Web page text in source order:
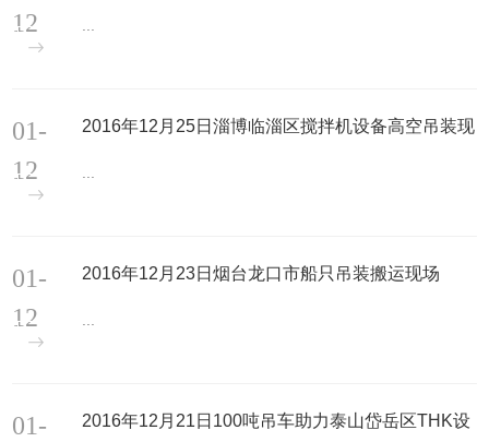
...
12
2016年12月25日淄博临淄区搅拌机设备高空吊装现
...
01-
12
2016年12月23日烟台龙口市船只吊装搬运现场
...
01-
12
2016年12月21日100吨吊车助力泰山岱岳区THK设
01-